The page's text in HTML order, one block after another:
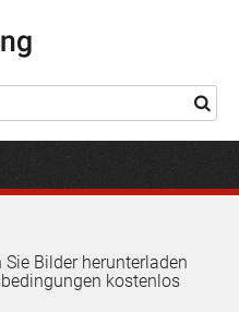
Bilder herunterladen
kostenlos